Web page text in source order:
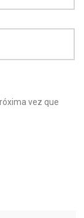
vez que